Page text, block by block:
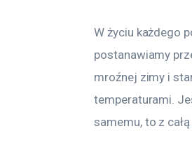
W życiu każdego
postanawiamy
mroźnej zimy i
temperaturami.
samemu, to z